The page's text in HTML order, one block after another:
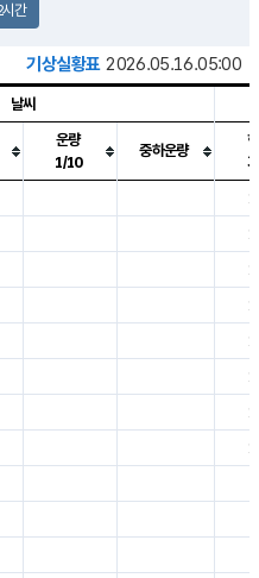
간
기상실황표 2026.05.16.05:00
, 강수, 바람, 기압등을 안내한 표입
날씨
운량
1/10
중하운량